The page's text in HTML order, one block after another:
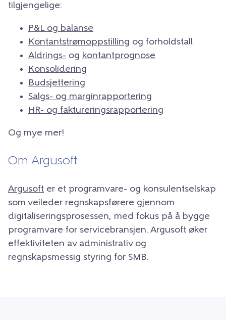
tilgjengelige:
P&L og balanse
Kontantstrømoppstilling og forholdstall
Aldrings- og kontantprognose
Konsolidering
Budsjettering
Salgs- og marginrapportering
HR- og faktureringsrapportering
Og mye mer!
Om Argusoft
Argusoft er et programvare- og konsulentselskap
som veileder regnskapsførere gjennom
digitaliseringsprosessen, med fokus på å bygge
programvare for servicebransjen. Argusoft øker
effektiviteten av administrativ og
regnskapsmessig styring for SMB.